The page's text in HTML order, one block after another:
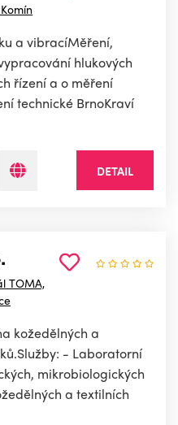
a vibracíMěření,
hlukových
řízení a o měření
technické BrnoKraví
DETAIL
TOMA,
kožedělných a
- Laboratorní
mikrobiologických
a textilních